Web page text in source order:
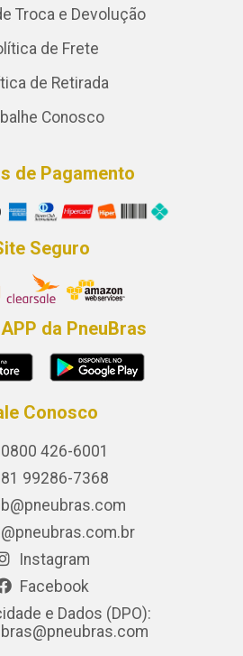
Troca e Devolução
de Frete
de Retirada
Conosco
de Pagamento
Seguro
da PneuBras
Conosco
0800 426-6001
81 99286-7368
Instagram
Facebook
e Dados (DPO):